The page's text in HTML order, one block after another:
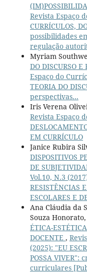
Revista Espaço
CURRÍCULOS,
possibilidades
regulação
Myriam
DO DISCURSO E
Espaço do
TEORIA DO
perspectivas...
Iris Verena
Revista Espaço
EM CURRÍCULO
Janice Rubira
DISPOSITIVOS
DE
Vol.10, N.3
RESISTÊNCIAS
ESCOLARES E
Ana Cláudia da
Souza Honorato,
ÉTICA-
DOCENTE ,
(2025): "EU
POSSA VIVER":
curriculares